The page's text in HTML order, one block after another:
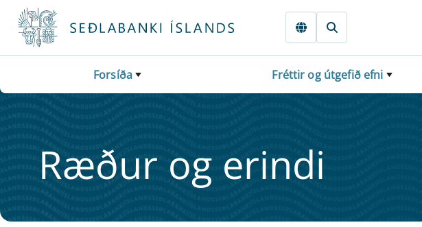
Fara beint í Meginmál
Forsíða Fréttir og útgefið efni
Ræður og er­indi